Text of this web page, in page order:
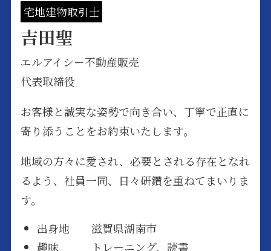
宅地建物取引士
吉田聖
エルアイシー不動産販売
代表取締役
お客様と誠実な姿勢で向き合い、丁寧で正直に
寄り添うことをお約束いたします。
地域の方々に愛され、必要とされる存在となれ
るよう、社員一同、日々研鑽を重ねてまいりま
す。
出身地 滋賀県湖南市
趣味 トレーニング、読書